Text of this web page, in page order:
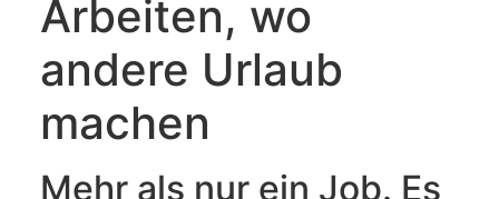
Arbeiten, wo
andere Urlaub
machen
Mehr als nur ein Job. Es